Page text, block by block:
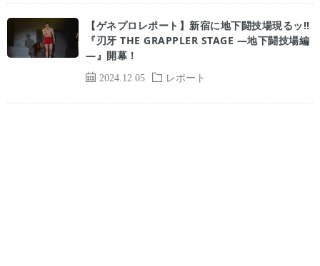
2024.12.05 レポート
【ゲネプロレポート】新宿に地下闘技場現るッ!!
『刃牙 THE GRAPPLER STAGE ―地下闘技場編
―』開幕！